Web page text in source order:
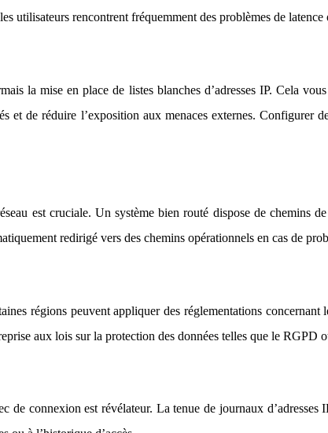
utilisateurs rencontrent fréquemment des problèmes de
la mise en place de listes blanches d’adresses IP. Cela
et de réduire l’exposition aux menaces externes. Configurer
est cruciale. Un système bien routé dispose de chemins
redirigé vers des chemins opérationnels en cas de
régions peuvent appliquer des réglementations
aux lois sur la protection des données telles que le RGPD
de connexion est révélateur. La tenue de journaux